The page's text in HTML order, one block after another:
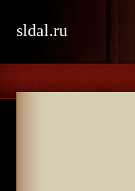
sldal.ru